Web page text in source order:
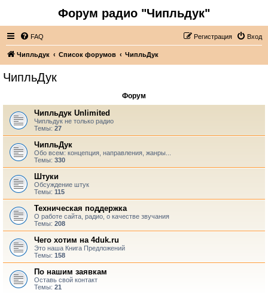
Форум радио "Чипльдук"
FAQ Вход
Регистрация
Чипльдук Список форумов ЧипльДук
ЧипльДук
Форум
Чипльдук Unlimited
Чипльдук не только радио
Темы: 27
ЧипльДук
Обо всем: концепция, направления, жанры...
Темы: 330
Штуки
Обсуждение штук
Темы: 115
Техническая поддержка
О работе сайта, радио, о качестве звучания
Темы: 208
Чего хотим на 4duk.ru
Это наша Книга Предложений
Темы: 158
По нашим заявкам
Оставь свой контакт
Темы: 21